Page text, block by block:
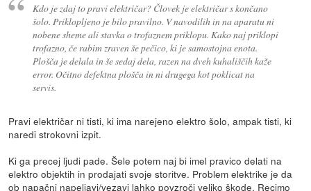
Kdo je zdaj to pravi električar? Človek je električar s končano
šolo. Priklopljeno je bilo pravilno. V navodilih in na aparatu ni
nobene sheme ali stavka o trofaznem priklopu. Kako naj priklopi
trofazno, če rabim zraven še pečico, ki je samostojna enota.
Plošča je delala in še sedaj dela, razen na dveh kuhališčih kaže
error. Očitno defektna plošča in ni drugega kot poklicat na
servis.
Pravi električar ni tisti, ki ima narejeno elektro šolo, ampak tisti, ki
naredi strokovni izpit.
Ki ga precej ljudi pade. Šele potem naj bi imel pravico delati na
elektro objektih in prodajati svoje storitve. Problem elektrike je da
ob napačni napeljavi/vezavi lahko povzroči veliko škode. Recimo